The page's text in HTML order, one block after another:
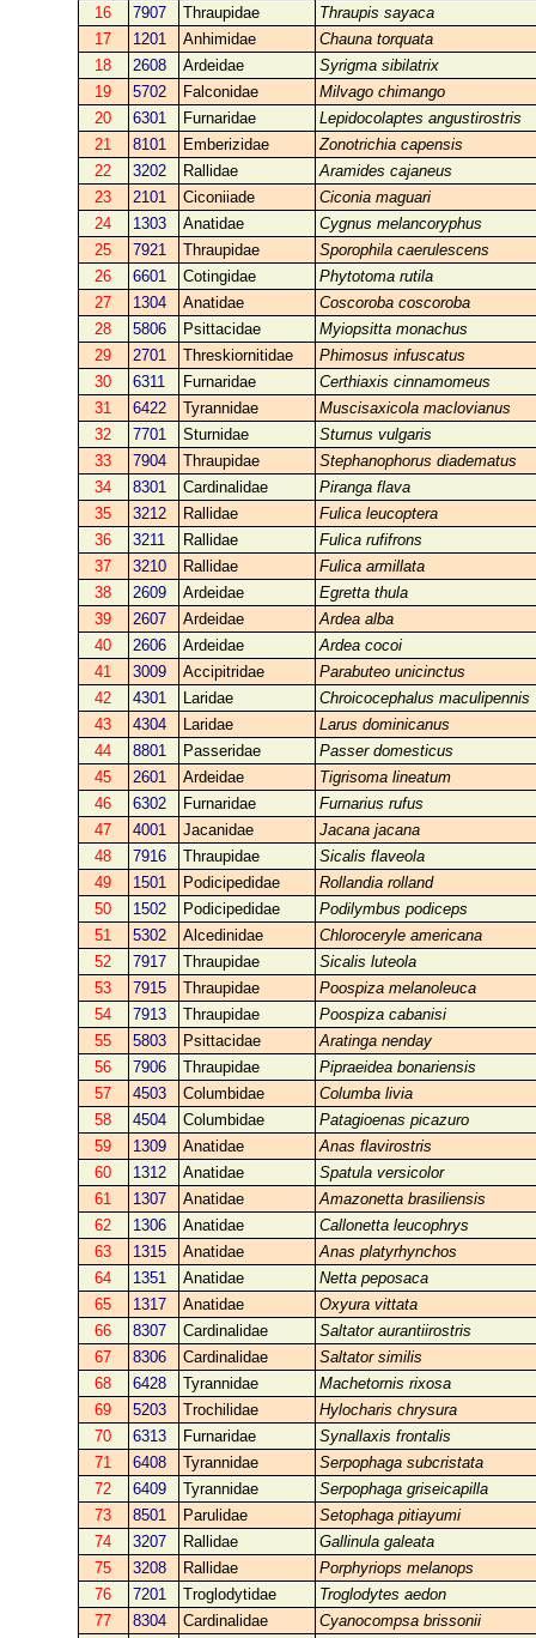
16
7907 Thraupidae
Thraupis sayaca
17
1201 Anhimidae
Chauna torquata
18
2608 Ardeidae
Syrigma sibilatrix
19
5702 Falconidae
Milvago chimango
20
6301 Furnaridae
Lepidocolaptes angustirostris
21
8101 Emberizidae
Zonotrichia capensis
22
3202 Rallidae
Aramides cajaneus
23
2101 Ciconiiade
Ciconia maguari
24
1303 Anatidae
Cygnus melancoryphus
25
7921 Thraupidae
Sporophila caerulescens
26
6601 Cotingidae
Phytotoma rutila
27
1304 Anatidae
Coscoroba coscoroba
28
5806 Psittacidae
Myiopsitta monachus
29
2701 Threskiornitidae
Phimosus infuscatus
30
6311 Furnaridae
Certhiaxis cinnamomeus
31
6422 Tyrannidae
Muscisaxicola maclovianus
32
7701 Sturnidae
Sturnus vulgaris
33
7904 Thraupidae
Stephanophorus diadematus
34
8301 Cardinalidae
Piranga flava
35
3212 Rallidae
Fulica leucoptera
36
3211 Rallidae
Fulica rufifrons
37
3210 Rallidae
Fulica armillata
38
2609 Ardeidae
Egretta thula
39
2607 Ardeidae
Ardea alba
40
2606 Ardeidae
Ardea cocoi
41
3009 Accipitridae
Parabuteo unicinctus
42
4301 Laridae
Chroicocephalus maculipennis
43
4304 Laridae
Larus dominicanus
44
8801 Passeridae
Passer domesticus
45
2601 Ardeidae
Tigrisoma lineatum
46
6302 Furnaridae
Furnarius rufus
47
4001 Jacanidae
Jacana jacana
48
7916 Thraupidae
Sicalis flaveola
49
1501 Podicipedidae
Rollandia rolland
50
1502 Podicipedidae
Podilymbus podiceps
51
5302 Alcedinidae
Chloroceryle americana
52
7917 Thraupidae
Sicalis luteola
53
7915 Thraupidae
Poospiza melanoleuca
54
7913 Thraupidae
Poospiza cabanisi
55
5803 Psittacidae
Aratinga nenday
56
7906 Thraupidae
Pipraeidea bonariensis
57
4503 Columbidae
Columba livia
58
4504 Columbidae
Patagioenas picazuro
59
1309 Anatidae
Anas flavirostris
60
1312 Anatidae
Spatula versicolor
61
1307 Anatidae
Amazonetta brasiliensis
62
1306 Anatidae
Callonetta leucophrys
63
1315 Anatidae
Anas platyrhynchos
64
1351 Anatidae
Netta peposaca
65
1317 Anatidae
Oxyura vittata
66
8307 Cardinalidae
Saltator aurantiirostris
67
8306 Cardinalidae
Saltator similis
68
6428 Tyrannidae
Machetornis rixosa
69
5203 Trochilidae
Hylocharis chrysura
70
6313 Furnaridae
Synallaxis frontalis
71
6408 Tyrannidae
Serpophaga subcristata
72
6409 Tyrannidae
Serpophaga griseicapilla
73
8501 Parulidae
Setophaga pitiayumi
74
3207 Rallidae
Gallinula galeata
75
3208 Rallidae
Porphyriops melanops
76
7201 Troglodytidae
Troglodytes aedon
77
8304 Cardinalidae
Cyanocompsa brissonii